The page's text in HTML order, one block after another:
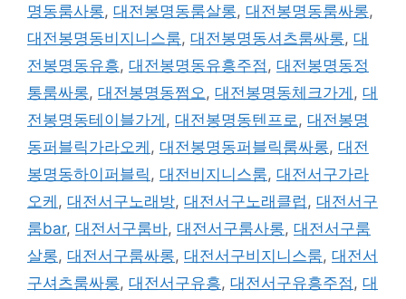
명동룸사롱, 대전봉명동룸살롱, 대전봉명동룸싸롱,
대전봉명동비지니스룸, 대전봉명동셔츠룸싸롱, 대
전봉명동유흥, 대전봉명동유흥주점 , 대전봉명동정
통룸싸롱, 대전봉명동쩜오 , 대전봉명동체크가게 , 대
전봉명동테이블가게 , 대전봉명동텐프로 , 대전봉명
동퍼블릭가라오케 , 대전봉명동퍼블릭룸싸롱, 대전
봉명동하이퍼블릭 , 대전비지니스룸, 대전서구가라
오케 , 대전서구노래방, 대전서구노래클럽 , 대전서구
룸bar, 대전서구룸바, 대전서구룸사롱, 대전서구룸
살롱, 대전서구룸싸롱, 대전서구비지니스룸, 대전서
구셔츠룸싸롱, 대전서구유흥, 대전서구유흥주점 , 대